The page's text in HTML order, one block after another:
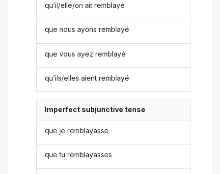
qu’il/elle/on ait remblayé
que nous ayons remblayé
que vous ayez remblayé
qu’ils/elles aient remblayé
Imperfect subjunctive tense
que je remblayasse
que tu remblayasses